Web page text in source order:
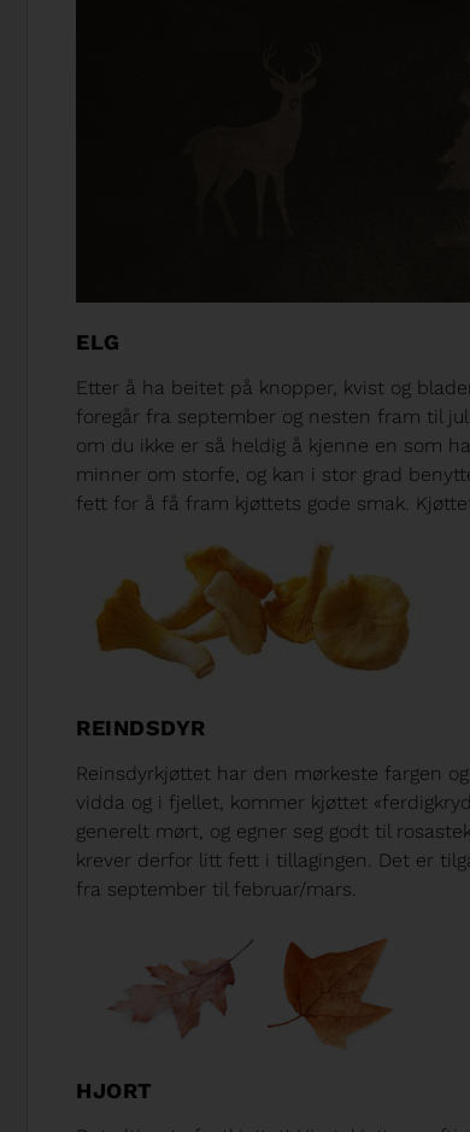
ELG
Etter å ha beitet på knopper, kvist og
foregår fra september og nesten fram til
om du ikke er så heldig å kjenne en som
minner om storfe, og kan i stor grad
fett for å få fram kjøttets gode smak.
REINDSDYR
Reinsdyrkjøttet har den mørkeste fargen
vidda og i fjellet, kommer kjøttet
generelt mørt, og egner seg godt til
krever derfor litt fett i tillagingen. Det er
fra september til februar/mars.
HJORT